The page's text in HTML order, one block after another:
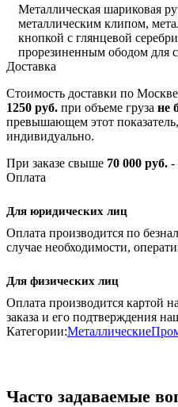
Металлическая шариковая
металлическим клипом,
кнопкой с глянцевой
прорезиненным ободом для
Доставка
Стоимость доставки по
1250 руб. при объеме груза не
превышающем этот
индивидуально.
При заказе свыше 70 000 руб. -
Оплата
Для юридических лиц
Оплата производится по
случае необходимости,
Для физических лиц
Оплата производится картой
заказа и его подтверждения
Категории:Металлические
Часто задаваемые